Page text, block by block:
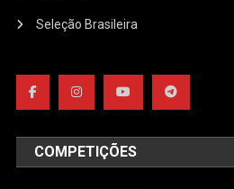
Seleção Brasileira
COMPETIÇÕES